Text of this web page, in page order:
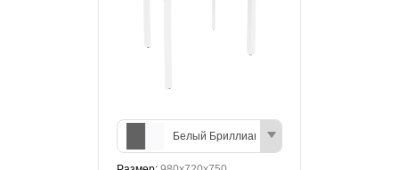
Белый Бриллиант/Антрацит